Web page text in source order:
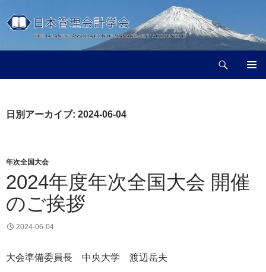
ン
ン
へ
ッ
日別アーカイブ: 2024-06-04
年次全国大会
2024年度年次全国大会 開催
のご挨拶
2024-06-04
大会準備委員長 中央大学 渡辺岳夫